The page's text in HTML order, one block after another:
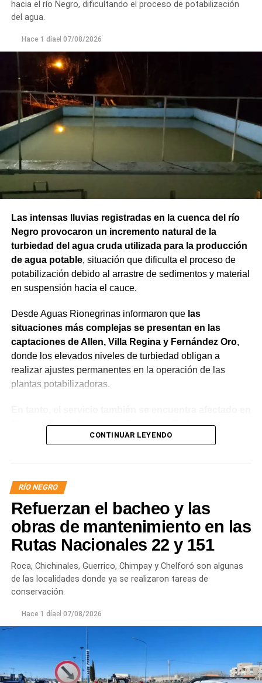
hacia el río Negro, dificultando el proceso de potabilización
del agua.
Hace 1 díael 07/08/2026
Las intensas lluvias registradas en la cuenca del río
Negro provocaron un incremento natural de la
turbiedad del agua cruda utilizada para la producción
de agua potable, situación que dificulta el proceso de
potabilización debido al arrastre de sedimentos y material
en suspensión hacia el cauce.
Desde Aguas Rionegrinas informaron que las
situaciones más complejas se presentan en las
captaciones de Allen, Villa Regina y Fernández Oro,
donde los elevados niveles de turbiedad obligan a
realizar ajustes permanentes en la operación de las
plantas potabilizadoras.
General Roca, Cipolletti y Balsa Las Perlas,
localidades donde podrían registrarse bajas de
trabaja para sostener la producción de agua potable.
Por otra parte, en Gral. E. Godoy se registran valores de
turbiedad cercanos a 80 NTU, mientras que en
Chichinales rondan los 10 NTU. En ambos casos, las
plantas continúan funcionando con monitoreo
permanente.
Los equipos técnicos de Aguas Rionegrinas mantienen
un seguimiento constante de la evolución de la turbiedad
con las condiciones que presenta el río.
CONTINUAR LEYENDO
RÍO NEGRO
Refuerzan el bacheo y las
obras de mantenimiento en las
Rutas Nacionales 22 y 151
Roca, Chichinales, Guerrico, Chimpay y Chelforó son algunas
de las localidades donde ya se realizaron tareas de
conservación.
Hace 1 díael 07/08/2026